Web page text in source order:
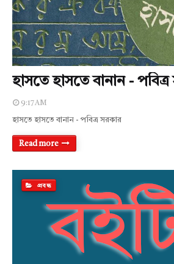
হাসতে হাসতে বানান -
9:17 AM
হাসতে হাসতে বানান - পবিত্র সরকার
Read more
প্রবন্ধ